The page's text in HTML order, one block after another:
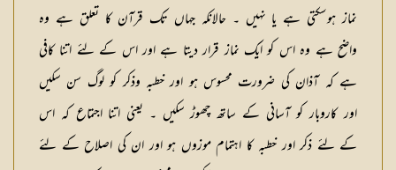
نماز ہوسکتی ہے یا نہیں ۔ حالانکہ جہاں تک قرآن کا تعلق ہے وہ
واضح ہے وہ اس کو ایک نماز قرار دیتا ہے اور اس کے لئے اتنا کافی
ہے کہ آذان کی ضرورت محسوس ہو اور خطبہ وذکر کو لوگ سن سکیں
اور کاروبار کو آسانی کے ساتھ چھوڑ سکیں ۔ یعنی اتنا اجتماع کہ اس
کے لئے ذکر اور خطبہ کا اہتمام موزوں ہو اور ان کی اصلاح کے لئے